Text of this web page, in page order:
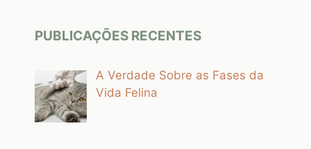
PUBLICAÇÕES RECENTES
A Verdade Sobre as Fases da
Vida Felina